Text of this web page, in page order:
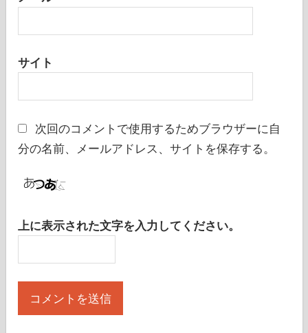
サイト
次回のコメントで使用するためブラウザーに自
分の名前、メールアドレス、サイトを保存する。
上に表示された文字を入力してください。